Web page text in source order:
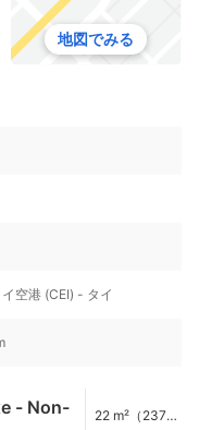
地図でみる
空港 (CEI) - タイ
- Non-
22 m²（237